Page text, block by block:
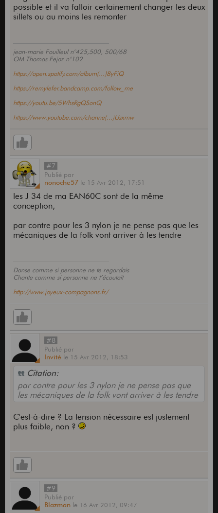
PB032 D 0.0320 0.8128 30.500 13.830
PB042 A 0.0420 1.0668 29.900 13.560
possible et il va falloir certainement changer les deux
sillets ou au moins les remonter
jean-marie Fouilleul n°425,500, 500/68
OM Thomas Fejoz n°102
https://open.spotify.com/album(...)8yFiQ
https://remylefer.bandcamp.com/follow_me
https://youtu.be/5WhsRgQSonQ
https://www.youtube.com/channe(...)Usxmw
#7
Publié par
nonoche57 le 15 Avr 2012, 17:51
les J 34 de ma EAN60C sont de la même
conception,
par contre pour les 3 nylon je ne pense pas que les
mécaniques de la folk vont arriver à les tendre
Danse comme si personne ne te regardais
Chante comme si personne ne t’écoutait
http://www.joyeux-compagnons.fr/
#8
Publié par
Invité le 15 Avr 2012, 18:53
Citation:
par contre pour les 3 nylon je ne pense pas que
les mécaniques de la folk vont arriver à les tendre
C'est-à-dire ? La tension nécessaire est justement
plus faible, non ?
#9
Publié par
Blazman le 16 Avr 2012, 09:47